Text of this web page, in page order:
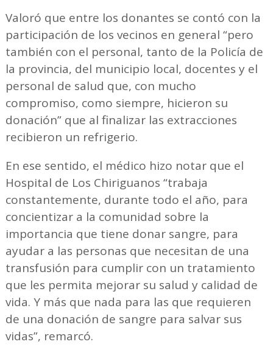
Valoró que entre los donantes se contó con la
participación de los vecinos en general “pero
también con el personal, tanto de la Policía de
la provincia, del municipio local, docentes y el
personal de salud que, con mucho
compromiso, como siempre, hicieron su
donación” que al finalizar las extracciones
recibieron un refrigerio.
En ese sentido, el médico hizo notar que el
Hospital de Los Chiriguanos “trabaja
constantemente, durante todo el año, para
concientizar a la comunidad sobre la
importancia que tiene donar sangre, para
ayudar a las personas que necesitan de una
transfusión para cumplir con un tratamiento
que les permita mejorar su salud y calidad de
vida. Y más que nada para las que requieren
de una donación de sangre para salvar sus
vidas”, remarcó.